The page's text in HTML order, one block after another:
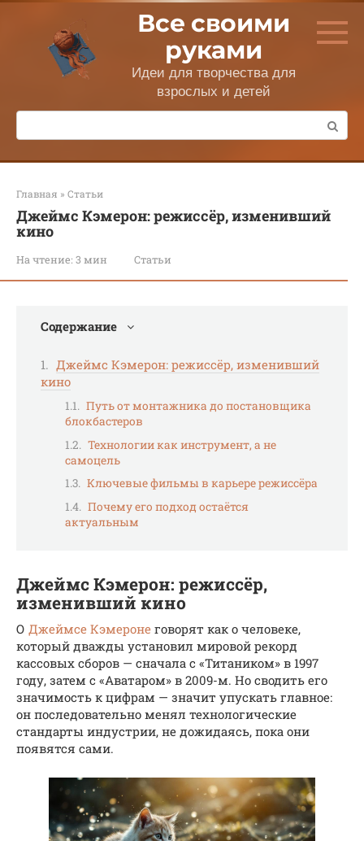
Перейти
контенту
Все своими
руками
Идеи для творчества для
взрослых и детей
Поиск:
Главная » Статьи
Джеймс Кэмерон: режиссёр, изменивший
кино
На чтение: 3 мин Статьи
Содержание
Джеймс Кэмерон: режиссёр, изменивший
кино
Путь от монтажника до постановщика
блокбастеров
Технологии как инструмент, а не
самоцель
Ключевые фильмы в карьере режиссёра
Почему его подход остаётся
актуальным
Джеймс Кэмерон: режиссёр,
изменивший кино
О Джеймсе Кэмероне говорят как о человеке,
который дважды установил мировой рекорд
кассовых сборов — сначала с «Титаником» в 1997
году, затем с «Аватаром» в 2009-м. Но сводить его
значимость к цифрам — значит упускать главное:
он последовательно менял технологические
стандарты индустрии, не дожидаясь, пока они
появятся сами.